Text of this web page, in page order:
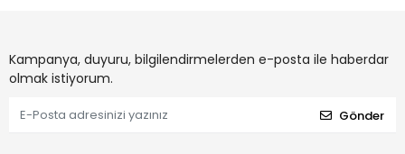
Kampanya, duyuru, bilgilendirmelerden e-posta ile haberdar
olmak istiyorum.
Gönder